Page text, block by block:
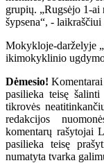
grupių. „Rugsėjo 1-ai
šypsena“, -
Mokykloje-darželyje
ikimokyklinio
Dėmesio!
pasilieka teisę
tikrovės
redakcijos
komentarų rašytojai
pasilieka teisę
numatyta tvarka